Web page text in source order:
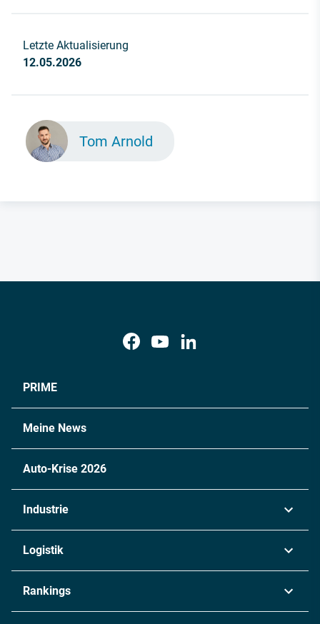
Letzte Aktualisierung
12.05.2026
Tom Arnold
PRIME
Meine News
Auto-Krise 2026
Industrie
Chemie
Logistik
Rankings